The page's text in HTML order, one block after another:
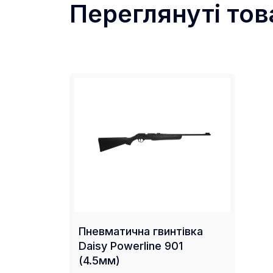
Переглянуті
Пневматична гвинтівка
Daisy Powerline 901
(4.5мм)